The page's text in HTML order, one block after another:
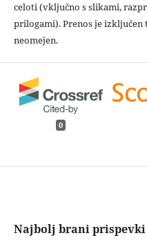
celoti (vključno s slikami,
prilogami). Prenos je
neomejen.
0
Najbolj brani